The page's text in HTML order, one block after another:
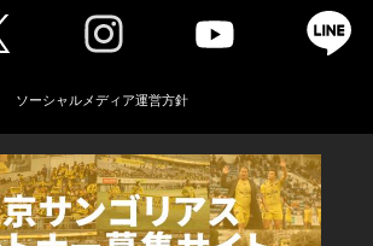
ソーシャルメディア運営方針